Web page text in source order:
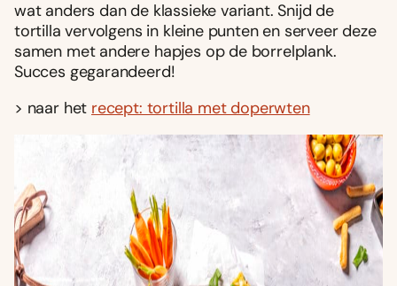
wat anders dan de klassieke variant. Snijd de
tortilla vervolgens in kleine punten en serveer deze
samen met andere hapjes op de borrelplank.
Succes gegarandeerd!
> naar het recept: tortilla met doperwten